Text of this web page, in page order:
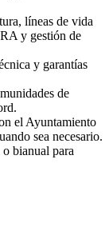
líneas de vida
y gestión de
y garantías
de
el Ayuntamiento
sea necesario.
bianual para